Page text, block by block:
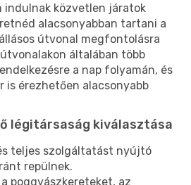
indulnak közvetlen járatok
alacsonyabban tartani a
útvonal megfontolásra
általában több
a nap folyamán, és
is érezhetően alacsonyabb
légitársaság kiválasztása
teljes szolgáltatást nyújtó
repülnek.
poggyászkereteket, az